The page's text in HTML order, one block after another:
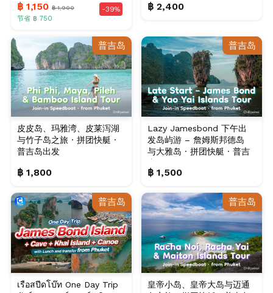
฿ 1,150 ฿ 1,900
节省 ฿ 750
-39% ฿ 2,400
普吉岛
皮皮岛、玛雅湾、皮莱泻湖
与竹子岛之旅 · 拼团快艇 ·
普吉岛出发
฿ 1,800
普吉岛
Lazy Jamesbond 下午出
发岛屿游 – 詹姆斯邦德岛
与大雅岛 · 拼团快艇 · 普吉
฿ 1,500
普吉岛
เรือสปีดโบ๊ท One Day Trip
普吉岛
皇帝小岛、皇帝大岛与迈通